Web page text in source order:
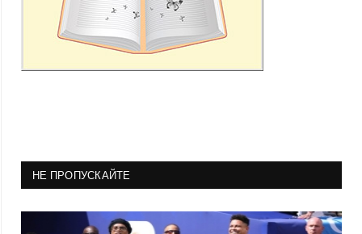
НЕ ПРОПУСКАЙТЕ